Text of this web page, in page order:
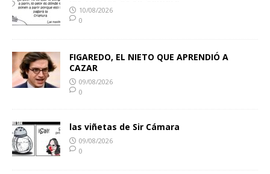
10/08/2026
0
FIGAREDO, EL NIETO QUE APRENDIÓ A
CAZAR
09/08/2026
0
las viñetas de Sir Cámara
09/08/2026
0